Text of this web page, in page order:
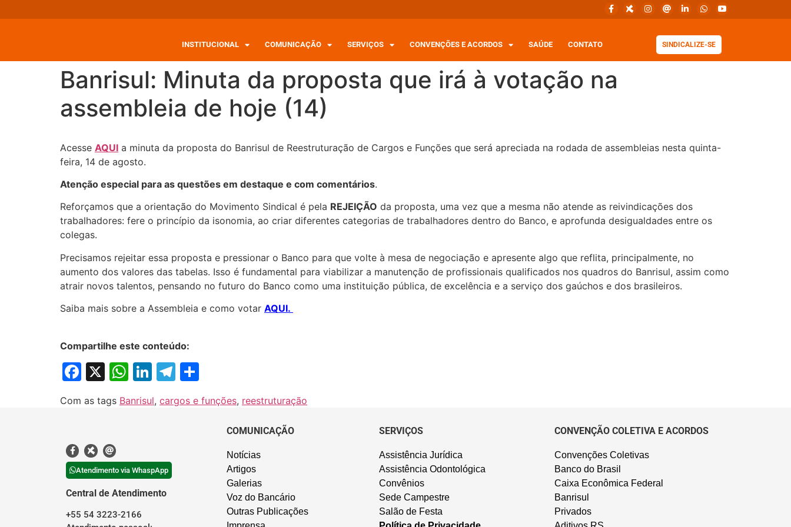
INSTITUCIONAL COMUNICAÇÃO SERVIÇOS CONVENÇÕES E ACORDOS SAÚDE CONTATO SINDICALIZE-SE
Banrisul: Minuta da proposta que irá à votação na
assembleia de hoje (14)
Acesse AQUI a minuta da proposta do Banrisul de Reestruturação de Cargos e Funções que será apreciada na rodada de assembleias nesta quinta-
feira, 14 de agosto.
Atenção especial para as questões em destaque e com comentários.
Reforçamos que a orientação do Movimento Sindical é pela REJEIÇÃO da proposta, uma vez que a mesma não atende as reivindicações dos
trabalhadores: fere o princípio da isonomia, ao criar diferentes categorias de trabalhadores dentro do Banco, e aprofunda desigualdades entre os
colegas.
Precisamos rejeitar essa proposta e pressionar o Banco para que volte à mesa de negociação e apresente algo que reflita, principalmente, no
aumento dos valores das tabelas. Isso é fundamental para viabilizar a manutenção de profissionais qualificados nos quadros do Banrisul, assim como
atrair novos talentos, pensando no futuro do Banco como uma instituição pública, de excelência e a serviço dos gaúchos e dos brasileiros.
Saiba mais sobre a Assembleia e como votar AQUI.
Compartilhe este conteúdo:
Facebook
X WhatsApp
LinkedIn
Telegram
Com as tags Banrisul, cargos e funções, reestruturação
Atendimento via WhaspApp
Central de Atendimento
+55 54 3223-2166
COMUNICAÇÃO
Notícias
Artigos
Galerias
Voz do Bancário
Outras Publicações
SERVIÇOS
Assistência Jurídica
Assistência Odontológica
Convênios
Sede Campestre
Salão de Festa
CONVENÇÃO COLETIVA E ACORDOS
Convenções Coletivas
Banco do Brasil
Caixa Econômica Federal
Banrisul
Privados